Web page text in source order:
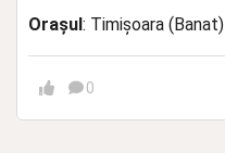
Orașul: Timișoara (Banat)
0